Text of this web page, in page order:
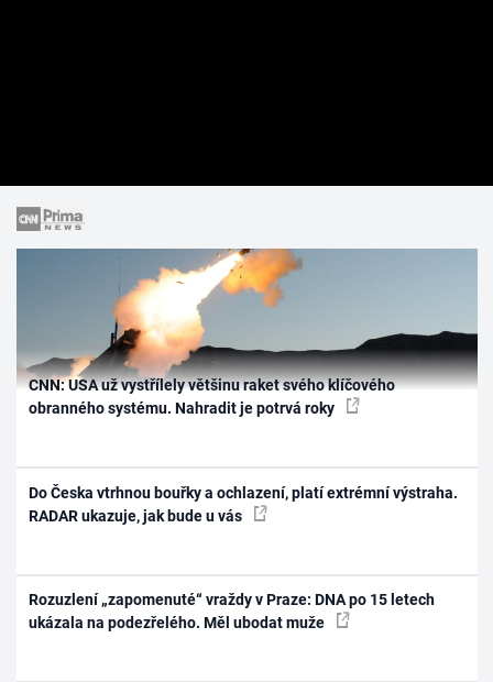
CNN: USA už vystřílely většinu raket svého klíčového
obranného systému. Nahradit je potrvá roky
Do Česka vtrhnou bouřky a ochlazení, platí extrémní výstraha.
RADAR ukazuje, jak bude u vás
Rozuzlení „zapomenuté“ vraždy v Praze: DNA po 15 letech
ukázala na podezřelého. Měl ubodat muže